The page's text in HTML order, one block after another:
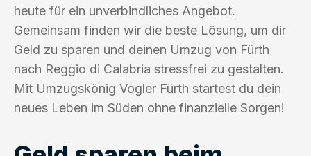
heute für ein unverbindliches Angebot.
Gemeinsam finden wir die beste Lösung, um dir
Geld zu sparen und deinen Umzug von Fürth
nach Reggio di Calabria stressfrei zu gestalten.
Mit Umzugskönig Vogler Fürth startest du dein
neues Leben im Süden ohne finanzielle Sorgen!